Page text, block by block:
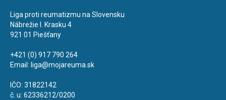
Liga proti reumatizmu na Slovensku
Nábrežie I. Krasku 4
921 01 Piešťany
+421 (0) 917 790 264
Email: liga@mojareuma.sk
IČO: 31822142
č. u: 62336212/0200